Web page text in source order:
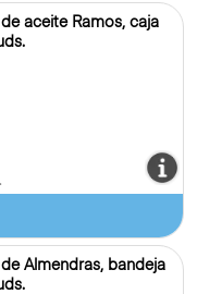
de aceite Ramos, caja
de Almendras, bandeja